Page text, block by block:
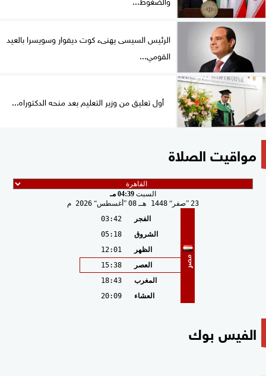
الرئيس السيسى يهنىء كوت ديفوار وسويسرا بالعيد
القومي...
أول تعليق من وزير التعليم بعد منحه الدكتوراه...
مواقيت الصلاة
السبت 04:39 مـ
23 صفر 1448 هـ 08 أغسطس 2026 م
مصر
الفجر
03:42
الشروق
05:18
الظهر
12:01
العصر
15:38
المغرب
18:43
العشاء
20:09
الفيس بوك